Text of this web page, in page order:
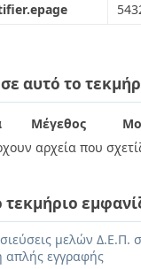
αυτό το
Μέγεθος
αρχεία που
τεκμήριο
μελών Δ.Ε.Π.
απλής εγγραφής